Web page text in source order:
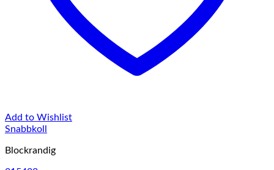
Add to Wishlist
Snabbkoll
Blockrandig